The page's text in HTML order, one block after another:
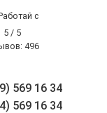
с
5 / 5
496
569 16 34
569 16 34